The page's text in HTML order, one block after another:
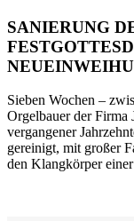
SANIERUNG
Sieben Wochen –
Orgelbauer der Firma
vergangener
gereinigt, mit großer
den Klangkörper